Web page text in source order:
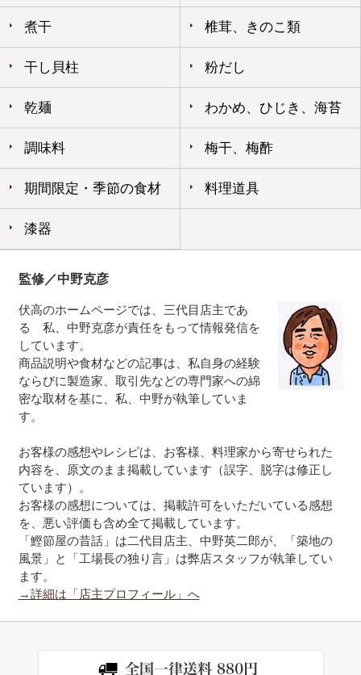
煮干 椎茸、きのこ類
干し貝柱 粉だし
乾麺 わかめ、ひじき、海苔
調味料 梅干、梅酢
期間限定・季節の食材 料理道具
漆器
監修／中野克彦
伏高のホームページでは、三代目店主であ
る 私、中野克彦が責任をもって情報発信を
しています。
商品説明や食材などの記事は、私自身の経験
ならびに製造家、取引先などの専門家への綿
密な取材を基に、私、中野が執筆していま
す。
お客様の感想やレシピは、お客様、料理家から寄せられた
内容を、原文のまま掲載しています（誤字、脱字は修正し
ています）。
お客様の感想については、掲載許可をいただいている感想
を、悪い評価も含め全て掲載しています。
「鰹節屋の昔話」は二代目店主、中野英二郎が、「築地の
風景」と「工場長の独り言」は弊店スタッフが執筆してい
ます。
→詳細は「店主プロフィール」へ